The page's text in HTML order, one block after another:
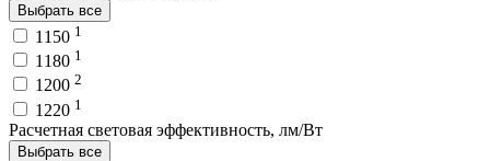
Выбрать все
1150 1
1180 1
1200 2
1220 1
Расчетная световая эффективность, лм/Вт
Выбрать все